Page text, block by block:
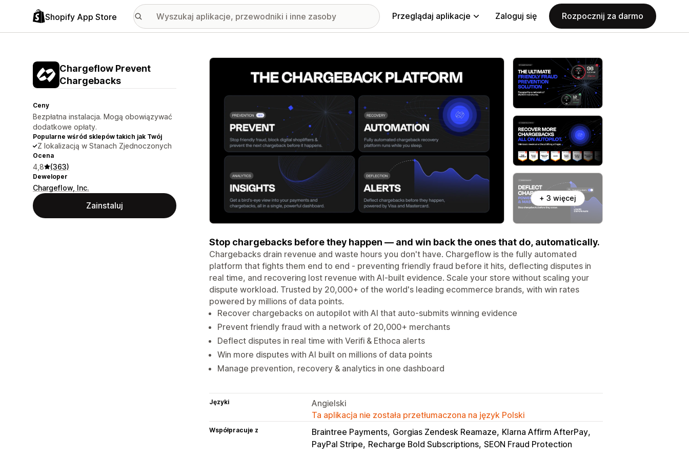
Shopify App Store Przeglądaj aplikacje Zaloguj się Rozpocznij za darmo
Chargeflow Prevent
Chargebacks
Ceny
Bezpłatna instalacja. Mogą obowiązywać
dodatkowe opłaty.
Popularne wśród sklepów takich jak Twój
Z lokalizacją w Stanach Zjednoczonych
Ocena
4,8 (363)
Deweloper
Chargeflow, Inc.
Zainstaluj
Wyróżnione obrazy w galerii
+ 3 więcej
Stop chargebacks before they happen — and win back the ones that do, automatically.
Chargebacks drain revenue and waste hours you don't have. Chargeflow is the fully automated
platform that fights them end to end - preventing friendly fraud before it hits, deflecting disputes in
real time, and recovering lost revenue with AI-built evidence. Scale your store without scaling your
dispute workload. Trusted by 20,000+ of the world's leading ecommerce brands, with win rates
powered by millions of data points.
Recover chargebacks on autopilot with AI that auto-submits winning evidence
Prevent friendly fraud with a network of 20,000+ merchants
Deflect disputes in real time with Verifi & Ethoca alerts
Win more disputes with AI built on millions of data points
Manage prevention, recovery & analytics in one dashboard
Języki
Angielski
Ta aplikacja nie została przetłumaczona na język Polski
Współpracuje z Braintree Payments Gorgias Zendesk Reamaze Klarna Affirm AfterPay
PayPal Stripe Recharge Bold Subscriptions SEON Fraud Protection